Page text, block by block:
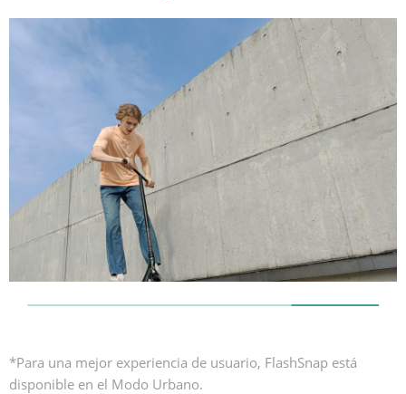
*Para una mejor experiencia de usuario, FlashSnap está
disponible en el Modo Urbano.